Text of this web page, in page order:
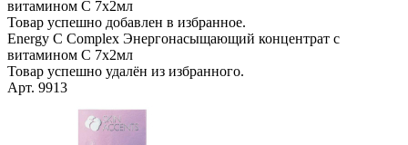
витамином C 7х2мл
Товар успешно добавлен в избранное.
Energy C Complex Энергонасыщающий концентрат с
витамином C 7х2мл
Товар успешно удалён из избранного.
Арт. 9913